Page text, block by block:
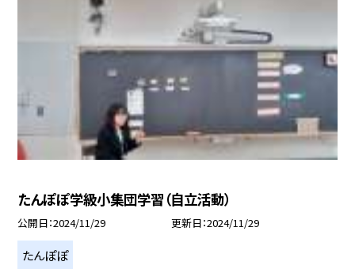
たんぽぽ学級小集団学習（自立活動）
公開日 2024/11/29 更新日 2024/11/29
たんぽぽ